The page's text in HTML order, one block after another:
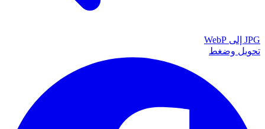
JPG إلى WebP
تحويل وضغط